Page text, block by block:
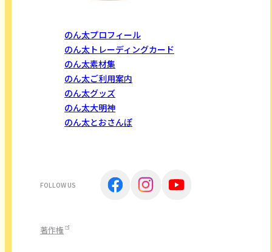
のん太プロフィール
のん太トレーディングカード
のん太素材集
のん太ご利用案内
のん太グッズ
のん太大明神
のん太とおさんぽ
FOLLOW US
著作権